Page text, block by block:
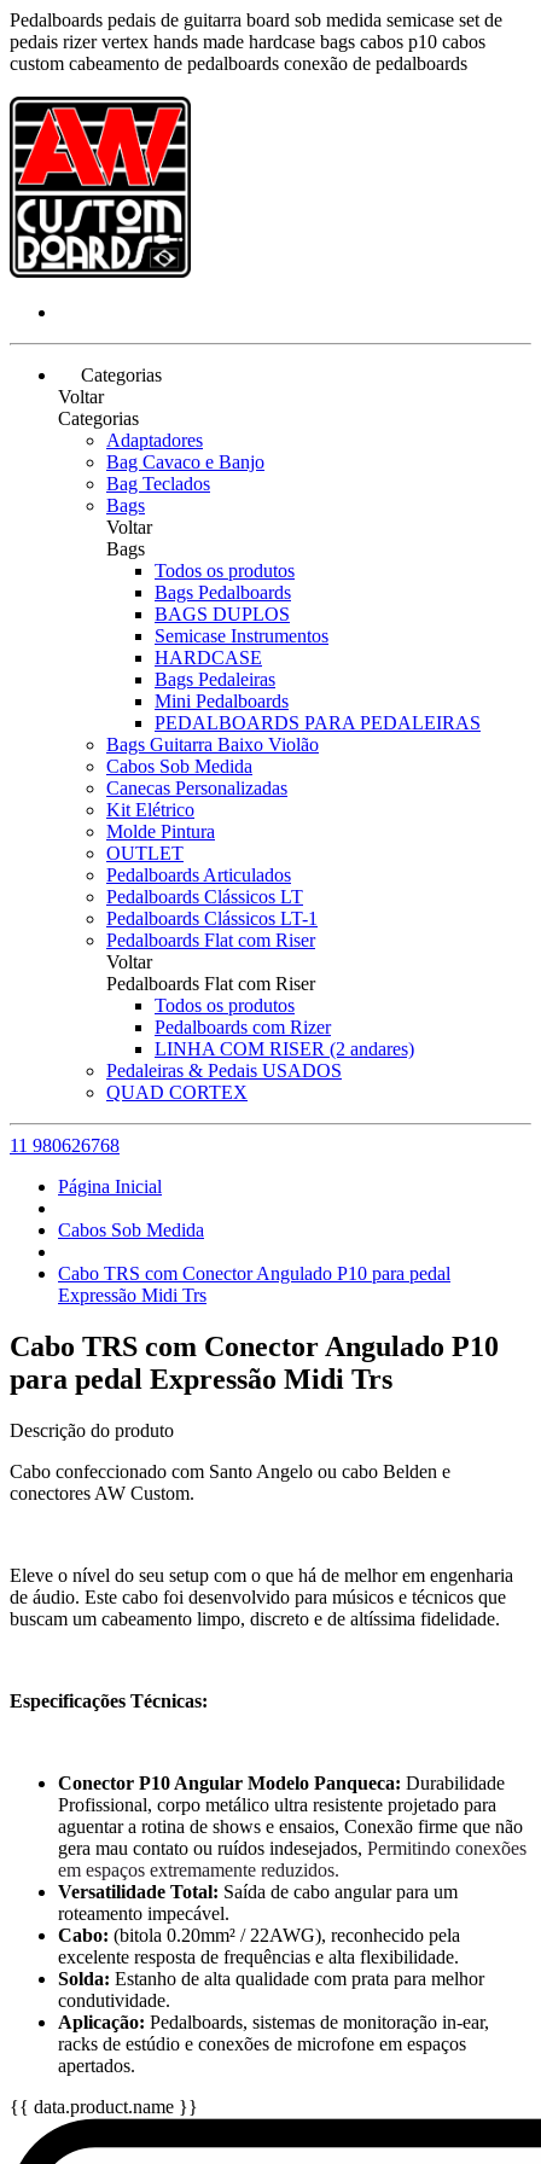
Pedalboards pedais de guitarra board sob medida semicase set de
pedais rizer vertex hands made hardcase bags cabos p10 cabos
custom cabeamento de pedalboards conexão de pedalboards
Categorias
Voltar
Categorias
Adaptadores
Bag Cavaco e Banjo
Bag Teclados
Bags
Voltar
Bags
Todos os produtos
Bags Pedalboards
BAGS DUPLOS
Semicase Instrumentos
HARDCASE
Bags Pedaleiras
Mini Pedalboards
PEDALBOARDS PARA PEDALEIRAS
Bags Guitarra Baixo Violão
Cabos Sob Medida
Canecas Personalizadas
Kit Elétrico
Molde Pintura
OUTLET
Pedalboards Articulados
Pedalboards Clássicos LT
Pedalboards Clássicos LT-1
Pedalboards Flat com Riser
Voltar
Pedalboards Flat com Riser
Todos os produtos
Pedalboards com Rizer
LINHA COM RISER (2 andares)
Pedaleiras & Pedais USADOS
QUAD CORTEX
11 980626768
Página Inicial
Cabos Sob Medida
Cabo TRS com Conector Angulado P10 para pedal
Expressão Midi Trs
Cabo TRS com Conector Angulado P10
para pedal Expressão Midi Trs
Descrição do produto
Cabo confeccionado com Santo Angelo ou cabo Belden e
conectores AW Custom.
Eleve o nível do seu setup com o que há de melhor em engenharia
de áudio. Este cabo foi desenvolvido para músicos e técnicos que
buscam um cabeamento limpo, discreto e de altíssima fidelidade.
Especificações Técnicas:
Conector P10 Angular Modelo Panqueca: Durabilidade
Profissional, corpo metálico ultra resistente projetado para
aguentar a rotina de shows e ensaios, Conexão firme que não
gera mau contato ou ruídos indesejados, Permitindo conexões
em espaços extremamente reduzidos.
Versatilidade Total: Saída de cabo angular para um
roteamento impecável.
Cabo: (bitola 0.20mm² / 22AWG), reconhecido pela
excelente resposta de frequências e alta flexibilidade.
Solda: Estanho de alta qualidade com prata para melhor
condutividade.
Aplicação: Pedalboards, sistemas de monitoração in-ear,
racks de estúdio e conexões de microfone em espaços
apertados.
{{ data.product.name }}